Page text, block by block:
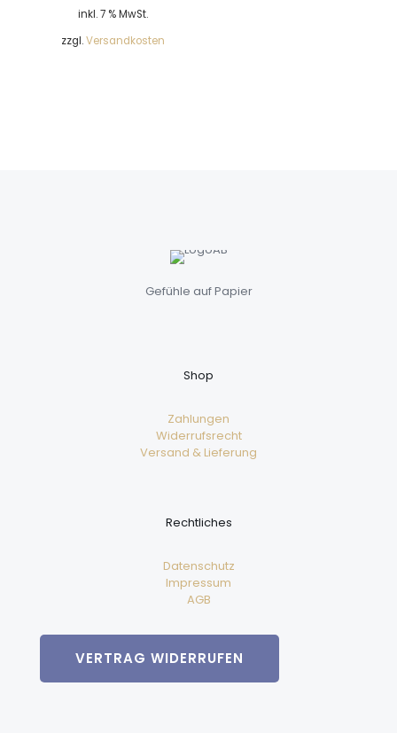
inkl. 7 % MwSt.
zzgl.Versandkosten
Gefühle auf Papier
Shop
Zahlungen
Widerrufsrecht
Versand & Lieferung
Rechtliches
Datenschutz
Impressum
AGB
VERTRAG WIDERRUFEN